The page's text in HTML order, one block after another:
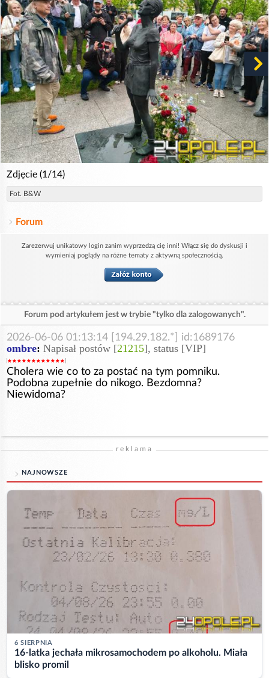
Zdjęcie (1/14)
Fot. B&W
Forum
Zarezerwuj unikatowy login zanim wyprzedzą cię inni! Włącz się do dyskusji i
wymieniaj poglądy na różne tematy z aktywną społecznością.
Forum pod artykułem jest w trybie "tylko dla zalogowanych".
2026-06-06 01:13:14 [194.29.182.*] id:1689176
ombre: Napisał postów [21215], status [VIP]
Cholera wie co to za postać na tym pomniku.
Podobna zupełnie do nikogo. Bezdomna?
Niewidoma?
reklama
NAJNOWSZE
6 SIERPNIA
16-latka jechała mikrosamochodem po alkoholu. Miała
blisko promil